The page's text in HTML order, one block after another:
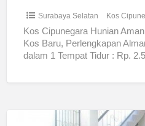
Surabaya Selatan Kos
Kos Cipunegara Hunian
Kos Baru, Perlengkapan
dalam 1 Tempat Tidur : Rp.